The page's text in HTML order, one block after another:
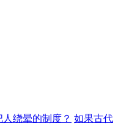
绕晕的制度？ 如果古代